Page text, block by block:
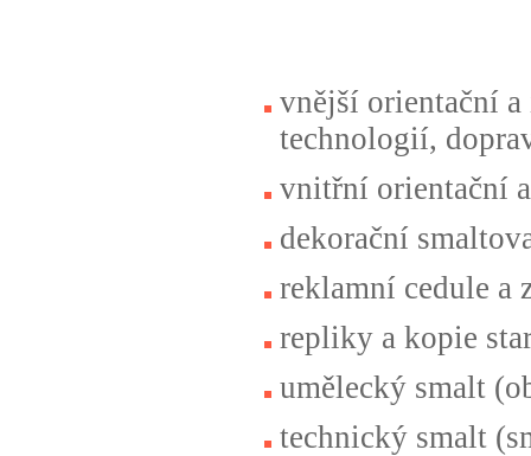
vnější orientační
technologií,
vnitřní orientační
dekorační
reklamní cedule a
repliky a kopie
umělecký smalt
technický smalt